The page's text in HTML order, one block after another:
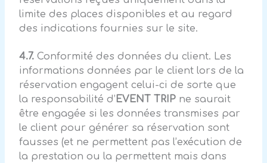
limite des places disponibles et au regard
des indications fournies sur le site.
4.7. Conformité des données du client. Les
informations données par le client lors de la
réservation engagent celui-ci de sorte que
la responsabilité d’ EVENT TRIP ne saurait
être engagée si les données transmises par
le client pour générer sa réservation sont
fausses (et ne permettent pas l’exécution de
la prestation ou la permettent mais dans